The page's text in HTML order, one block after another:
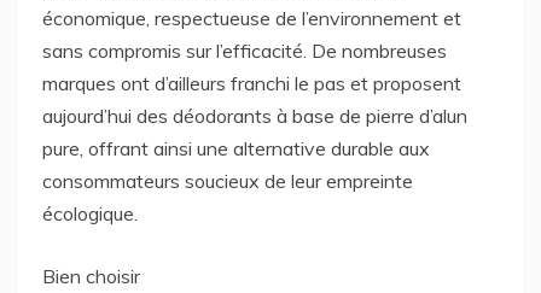
économique, respectueuse de l’environnement et
sans compromis sur l’efficacité. De nombreuses
marques ont d’ailleurs franchi le pas et proposent
aujourd’hui des déodorants à base de pierre d’alun
pure, offrant ainsi une alternative durable aux
consommateurs soucieux de leur empreinte
écologique.
Bien choisir